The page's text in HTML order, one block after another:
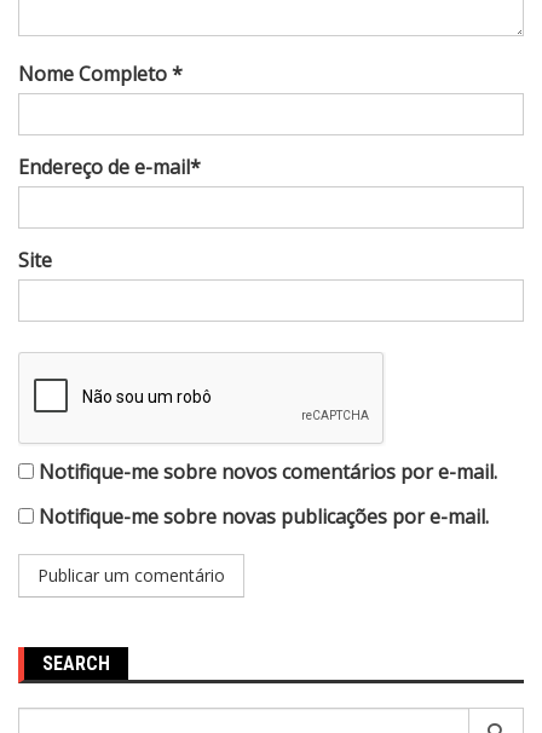
Nome Completo *
Endereço de e-mail*
Site
Notifique-me sobre novos comentários por e-mail.
Notifique-me sobre novas publicações por e-mail.
SEARCH